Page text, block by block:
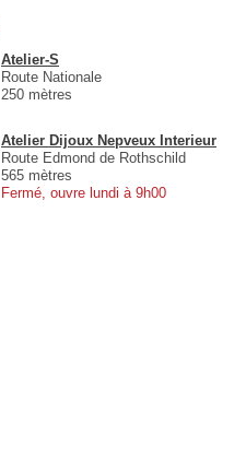
Atelier-S
Route Nationale
250 mètres
Atelier Dijoux Nepveux Interieur
Route Edmond de Rothschild
565 mètres
Fermé, ouvre lundi à 9h00